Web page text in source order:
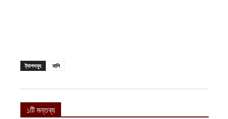
ট্যাগসমূহ মালি
১টি মন্তব্য